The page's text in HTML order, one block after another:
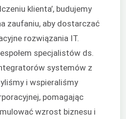
klienta’, budujemy
zaufaniu, aby dostarczać
rozwiązania IT.
specjalistów ds.
systemów z
i wspieraliśmy
pomagając
wzrost biznesu i